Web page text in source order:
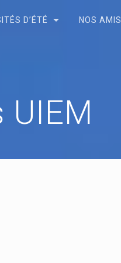
D’ÉTÉ NOS AMIS
UIEM